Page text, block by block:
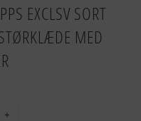
EXCLSV SORT
MED
+